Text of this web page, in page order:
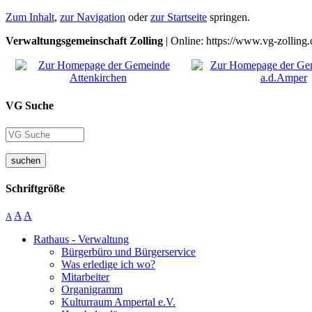
Zum Inhalt, zur Navigation oderzur Startseite springen.
Verwaltungsgemeinschaft Zolling | Online: https://www.vg-
VG Suche
suchen
Schriftgröße
A A A
Rathaus - Verwaltung
Bürgerbüro und Bürgerservice
Was erledige ich wo?
Mitarbeiter
Organigramm
Kulturraum Ampertal e.V.